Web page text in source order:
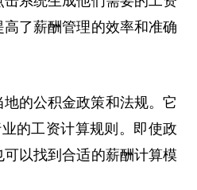
高了薪酬管理的效率和准确
的公积金政策和法规。它
的工资计算规则。即使政
以找到合适的薪酬计算模